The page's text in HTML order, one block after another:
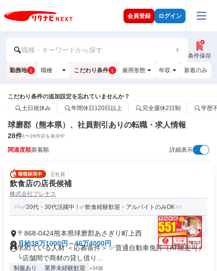
会員登録 ログイン
職種・キーワードから探す
条件保存
勤務地 1 職種 こだわり条件 1 雇用形態 年収 新着のみ
こだわり条件の追加設定を忘れていませんか？
土日祝休み
年間休日120日以上 完全週休2日制 学歴
球磨郡（熊本県）、社員割引ありの転職・求人情報
28件1〜28件目を表示中
関連度順新着順 詳細表示
正社員
飲食店の店長候補
株式会社プレナス
✅20代・30代活躍中！✅飲食経験歓迎・アルバイトのみOK
〒868-0424熊本県球磨郡あさぎり町上西
月給38万1000円～46万4000円
求めている人材 ＜応募条件＞ ✅普通自動車免許（AT限定可）
└店舗間で商材の貸し借り...
制服あり 業界未経験歓迎 +34個